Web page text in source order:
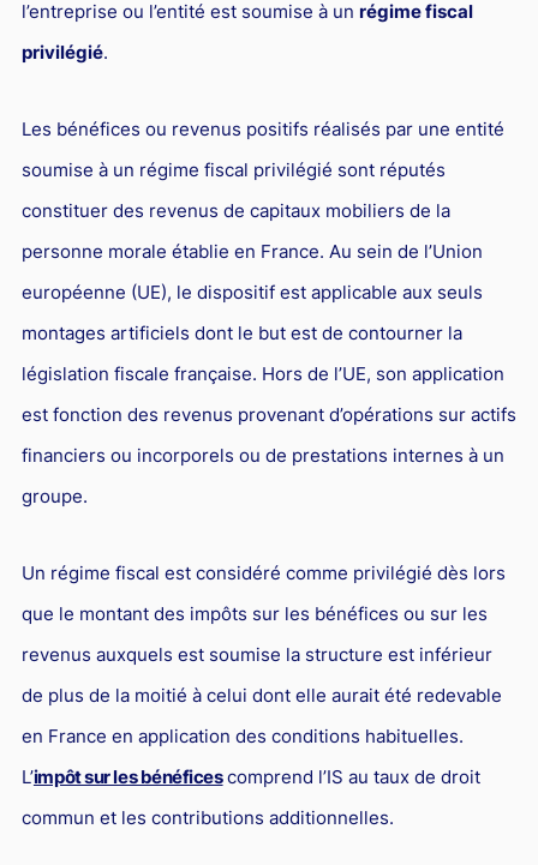
L'industrie
Droit aérien
Communication et nouvelles technologies
Grande entreprise
Concurrence déloyale
Transport
Restructuration d'entreprise
Droit et Fiscalité du marché de l'Art
Transmission d'entreprise et avocat
Gestion des crises
Procédures et tribunaux
Contentieux cession d’entreprise
Droit commercial
Énergie
Droit de la concurrence
l’entreprise ou l’entité est soumise à un régime fiscal
privilégié.
Les bénéfices ou revenus positifs réalisés par une entité
soumise à un régime fiscal privilégié sont réputés
constituer des revenus de capitaux mobiliers de la
personne morale établie en France. Au sein de l’Union
européenne (UE), le dispositif est applicable aux seuls
montages artificiels dont le but est de contourner la
législation fiscale française. Hors de l’UE, son application
est fonction des revenus provenant d’opérations sur actifs
financiers ou incorporels ou de prestations internes à un
groupe.
Un régime fiscal est considéré comme privilégié dès lors
que le montant des impôts sur les bénéfices ou sur les
revenus auxquels est soumise la structure est inférieur
de plus de la moitié à celui dont elle aurait été redevable
en France en application des conditions habituelles.
L’impôt sur les bénéficescomprend l’IS au taux de droit
commun et les contributions additionnelles.